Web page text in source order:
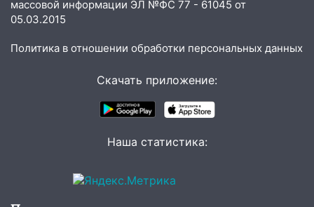
18:00
Мотофристайл, рок и силовой
экстрим: в Ульяновске пройдет
августа после рабочего дня: список АЗС
«Обыск» по видеосвязи: в
Ульяновске задержали 19-летнюю
Вешкайме посиделки с судимым
знакомым закончились для женщины
массовой информации ЭЛ №ФС 77 - 61045 от
05.03.2015
Политика в отношении обработки персональных данных
Скачать приложение:
Наша статистика: